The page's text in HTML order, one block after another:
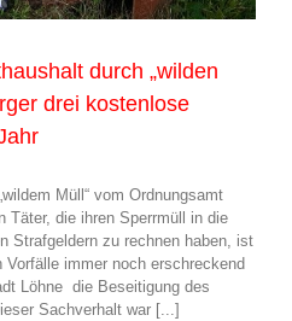
durch „wilden
drei kostenlose
Müll“ vom Ordnungsamt
Täter, die ihren Sperrmüll in die
Strafgeldern zu rechnen haben, ist
Vorfälle immer noch erschreckend
Löhne die Beseitigung des
Sachverhalt war [...]